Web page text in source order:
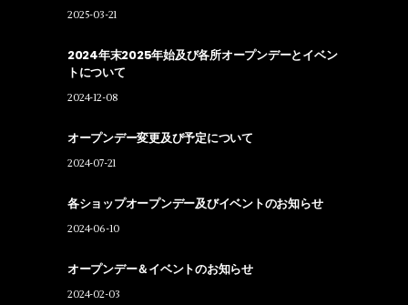
2025-03-21
2024年末2025年始及び各所オープンデーとイベン
トについて
2024-12-08
オープンデー変更及び予定について
2024-07-21
各ショップオープンデー及びイベントのお知らせ
2024-06-10
オープンデー＆イベントのお知らせ
2024-02-03